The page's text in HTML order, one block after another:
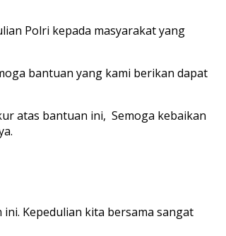
Polri kepada masyarakat yang
bantuan yang kami berikan dapat
atas bantuan ini, Semoga kebaikan
Kepedulian kita bersama sangat